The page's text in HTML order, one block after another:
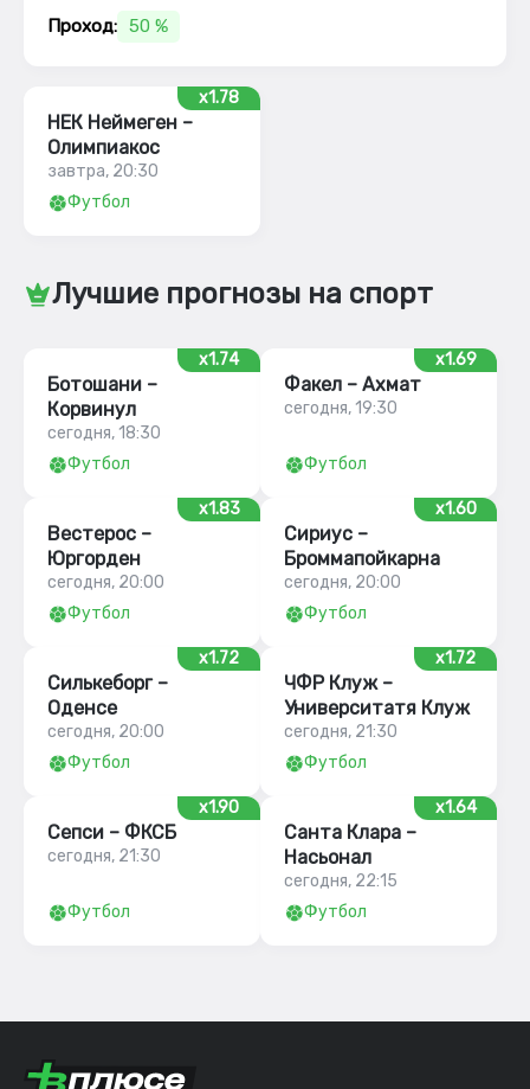
Проход: 50 %
x1.78
НЕК Неймеген –
Олимпиакос
завтра, 20:30
Футбол
Лучшие прогнозы на спорт
x1.74
Ботошани –
Корвинул
сегодня, 18:30
Футбол
x1.69
Факел – Ахмат
сегодня, 19:30
Футбол
x1.83
Вестерос –
Юргорден
сегодня, 20:00
Футбол
x1.60
Сириус –
Броммапойкарна
сегодня, 20:00
Футбол
x1.72
Силькеборг –
Оденсе
сегодня, 20:00
Футбол
x1.72
ЧФР Клуж –
Университатя Клуж
сегодня, 21:30
Футбол
x1.90
Сепси – ФКСБ
сегодня, 21:30
Футбол
x1.64
Санта Клара –
Насьонал
сегодня, 22:15
Футбол